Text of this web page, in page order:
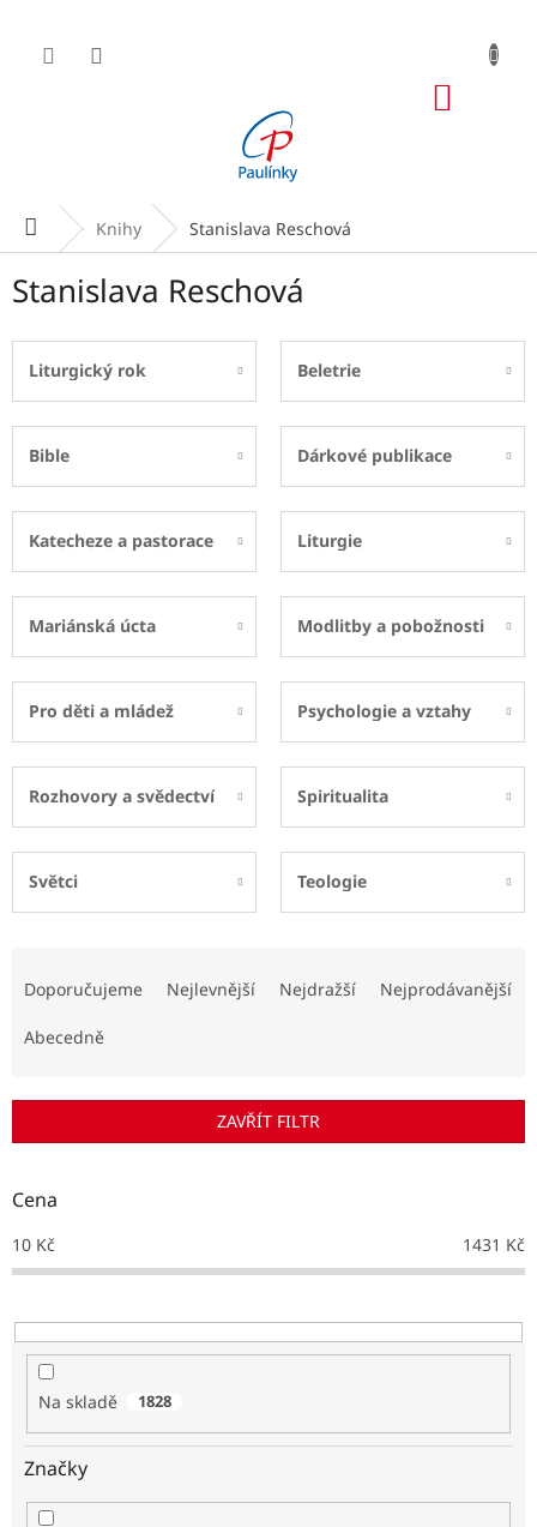
obsah
Domů Knihy Stanislava Reschová
Stanislava Reschová
Liturgický rok Beletrie
Bible Dárkové publikace
Katecheze a pastorace Liturgie
Mariánská úcta Modlitby a pobožnosti
Pro děti a mládež Psychologie a vztahy
Rozhovory a svědectví Spiritualita
Světci Teologie
r
d
k
t
Doporučujeme Nejlevnější Nejdražší Nejprodávanější
Abecedně
ZAVŘÍT FILTR
Cena
10 Kč 1431 Kč
Na skladě 1828
Značky